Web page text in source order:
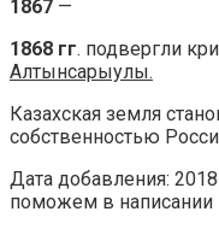
1867 —
1868 гг. подвергли
Алтынсарыулы.
Казахская земля
собственностью
Дата добавления:
поможем в